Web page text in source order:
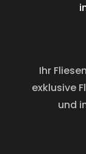
Ihr
exklusive
und